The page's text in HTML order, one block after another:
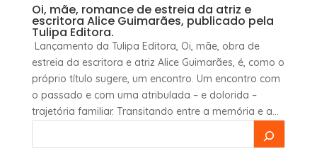
Oi, mãe, romance de estreia da atriz e
escritora Alice Guimarães, publicado pela
Tulipa Editora.
Lançamento da Tulipa Editora, Oi, mãe, obra de
estreia da escritora e atriz Alice Guimarães, é, como o
próprio título sugere, um encontro. Um encontro com
o passado e com uma atribulada – e dolorida –
trajetória familiar. Transitando entre a memória e a...